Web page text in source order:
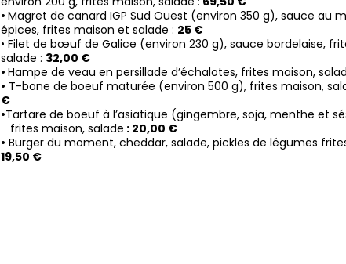
• Magret de canard IGP Sud Ouest (environ 350 g), sauce au
épices, frites maison et salade : 25€
• Filet de bœuf de Galice (environ 230 g), sauce bordelaise,
salade : 32,00 €
• Hampe de veau en persillade d’échalotes, frites maison,
• T-bone de boeuf maturée (environ 500 g), frites maison,
€
•Tartare de boeuf à l’asiatique (gingembre, soja, menthe et
frites maison, salade : 20,00 €
• Burger du moment, cheddar, salade, pickles de légumes
19,50 €